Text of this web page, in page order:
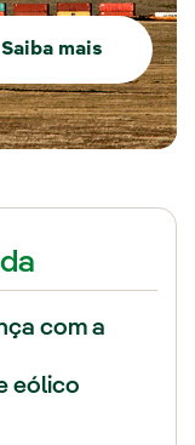
Saiba mais
com a
eólico